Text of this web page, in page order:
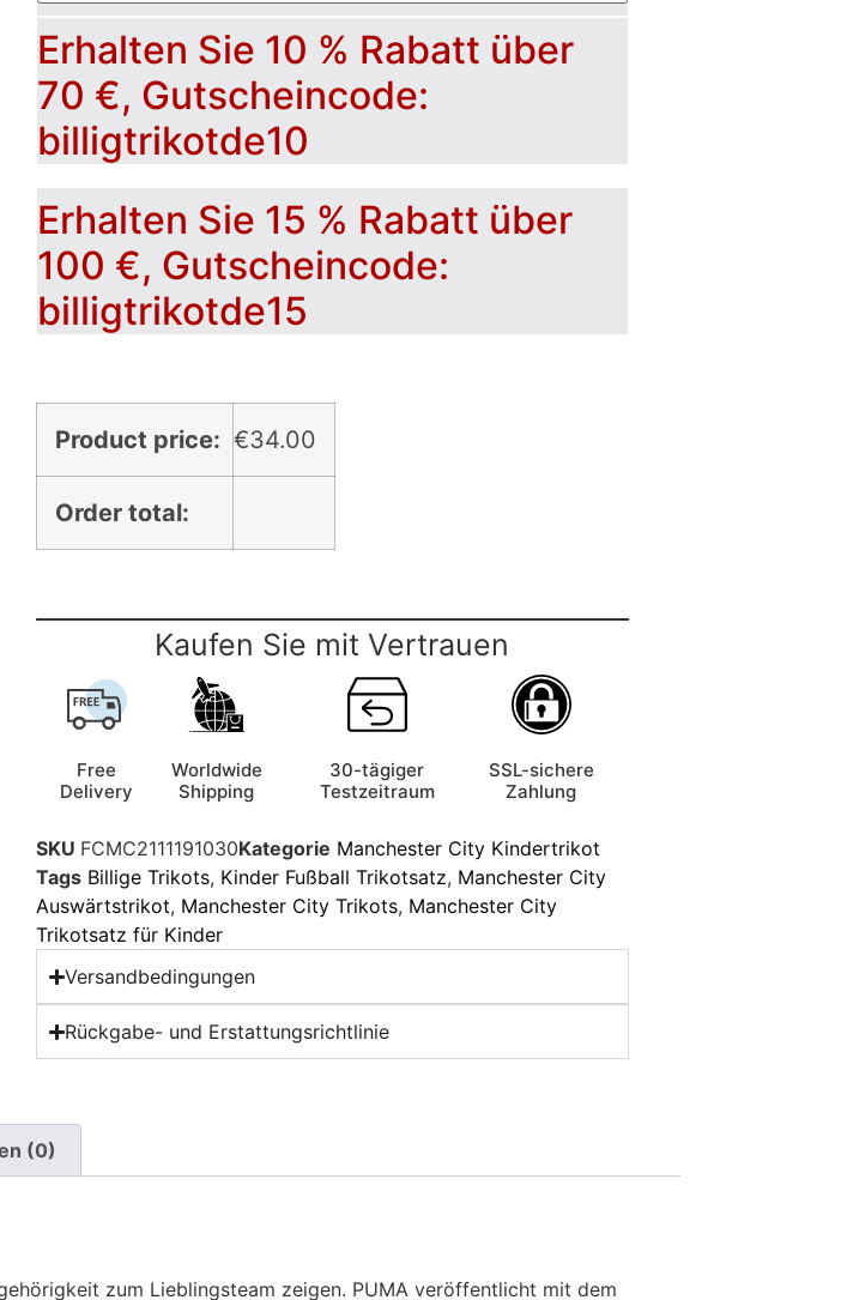
Erhalten Sie 10 % Rabatt über
70 €, Gutscheincode:
billigtrikotde10
Erhalten Sie 15 % Rabatt über
100 €, Gutscheincode:
billigtrikotde15
Product price: €34.00
Order total:
Kaufen Sie mit Vertrauen
Free
Delivery
Worldwide
Shipping
30-tägiger
Testzeitraum
SSL-sichere
Zahlung
SKU FCMC2111191030Kategorie Manchester City Kindertrikot
Tags Billige Trikots, Kinder Fußball Trikotsatz, Manchester City
Auswärtstrikot, Manchester City Trikots, Manchester City
Trikotsatz für Kinder
Versandbedingungen
Rückgabe- und Erstattungsrichtlinie
(0)
zum Lieblingsteam zeigen. PUMA veröffentlicht mit dem